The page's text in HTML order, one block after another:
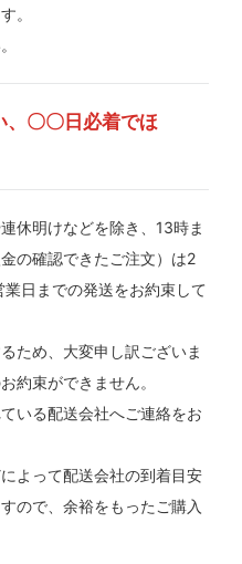
。
〇〇日必着でほ
休明けなどを除き、13時ま
の確認できたご注文）は2
日までの発送をお約束して
ため、大変申し訳ございま
約束ができません。
いる配送会社へご連絡をお
よって配送会社の到着目安
ので、余裕をもったご購入